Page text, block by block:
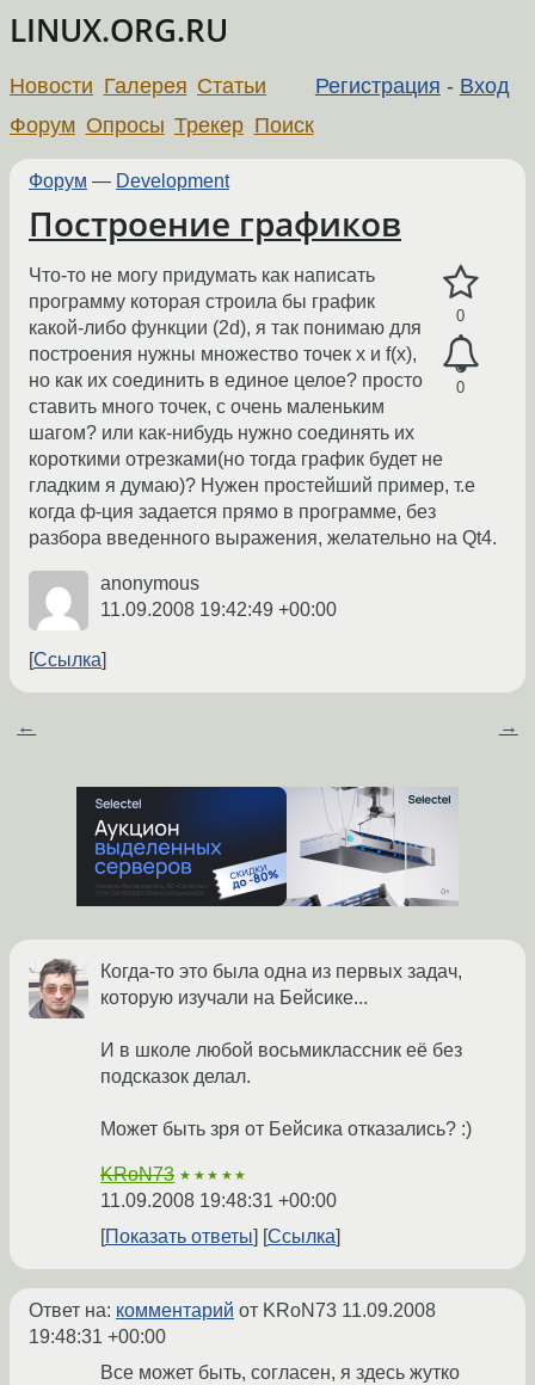
LINUX.ORG.RU
Регистрация - Вход
Новости Галерея Статьи
Форум Опросы Трекер Поиск
Форум — Development
Построение графиков
0
0
Что-то не могу придумать как написать
программу которая строила бы график
какой-либо функции (2d), я так понимаю для
построения нужны множество точек x и f(x),
но как их соединить в единое целое? просто
ставить много точек, с очень маленьким
шагом? или как-нибудь нужно соединять их
короткими отрезками(но тогда график будет не
гладким я думаю)? Нужен простейший пример, т.е
когда ф-ция задается прямо в программе, без
разбора введенного выражения, желательно на Qt4.
anonymous
11.09.2008 19:42:49 +00:00
Ссылка
← →
Когда-то это была одна из первых задач,
которую изучали на Бейсике...
И в школе любой восьмиклассник её без
подсказок делал.
Может быть зря от Бейсика отказались? :)
KRoN73 ★★★★★
11.09.2008 19:48:31 +00:00
Показать ответы
Ссылка
Ответ на: комментарий от KRoN73 11.09.2008
19:48:31 +00:00
Все может быть, согласен, я здесь жутко